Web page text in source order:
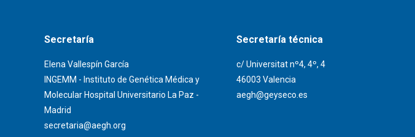
Secretaría
Elena Vallespín García
INGEMM - Instituto de Genética Médica y
Molecular Hospital Universitario La Paz -
Madrid
secretaria@aegh.org
Secretaría técnica
c/ Universitat nº4, 4º, 4
46003 Valencia
aegh@geyseco.es